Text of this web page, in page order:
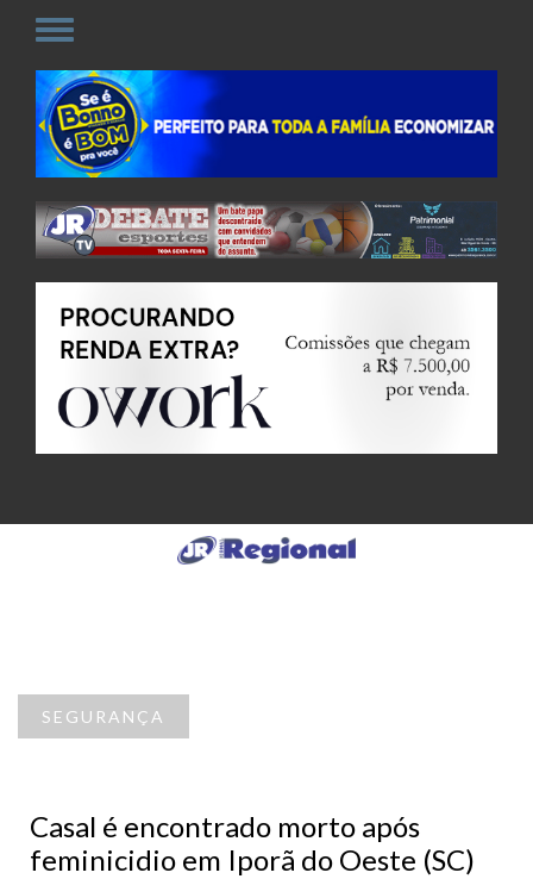
SEGURANÇA
Casal é encontrado morto após
feminicidio em Iporã do Oeste (SC)